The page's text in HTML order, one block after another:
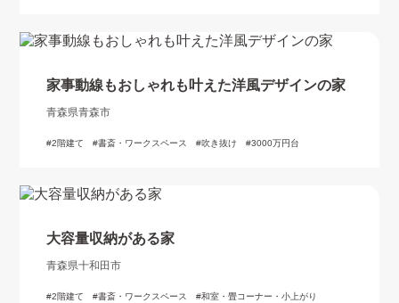
家事動線もおしゃれも叶えた洋風デザインの家
青森県青森市
2階建て 書斎・ワークスペース 吹き抜け 3000万円台
大容量収納がある家
青森県十和田市
2階建て 書斎・ワークスペース
和室・畳コーナー・小上がり